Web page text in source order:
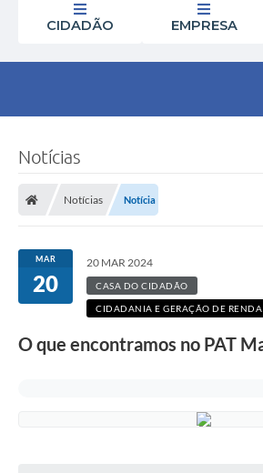
CIDADÃO EMPRESA
Notícias
Notícias Notícia
MAR
20
20 MAR 2024
CASA DO CIDADÃO
CIDADANIA E GERAÇÃO DE RENDA
O que encontramos no PAT